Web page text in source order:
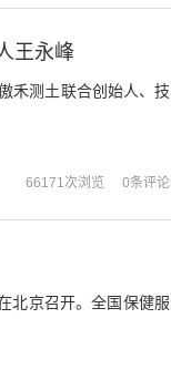
王永峰
禾测土联合创始人、技
66171次浏览 0条评论
北京召开。全国保健服